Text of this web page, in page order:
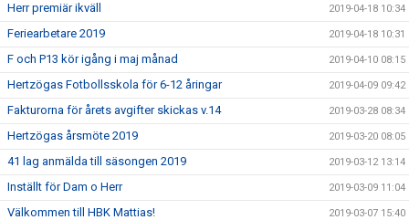
Herr premiär ikväll 2019-04-18 10:34
Feriearbetare 2019 2019-04-18 10:31
F och P13 kör igång i maj månad 2019-04-10 08:15
Hertzögas Fotbollsskola för 6-12 åringar 2019-04-09 09:42
Fakturorna för årets avgifter skickas v.14 2019-03-28 08:34
Hertzögas årsmöte 2019 2019-03-20 08:05
41 lag anmälda till säsongen 2019 2019-03-12 13:14
Inställt för Dam o Herr 2019-03-09 11:04
Välkommen till HBK Mattias! 2019-03-07 15:40